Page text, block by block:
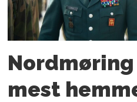
mest